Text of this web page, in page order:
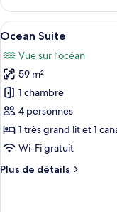
le
type
de
Premium
Ocean
Suite
Afficher
toutes
les
photos
pour
ce
type
de
chambre :
Ocean
8
Ocean Suite
Vue sur l’océan
59 m²
1 chambre
4 personnes
1 très grand lit et 1
Wi-Fi gratuit
Plus de détails
Plus